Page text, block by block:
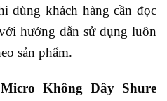
dùng khách hàng cần đọc
hướng dẫn sử dụng luôn
sản phẩm.
Không Dây Shure